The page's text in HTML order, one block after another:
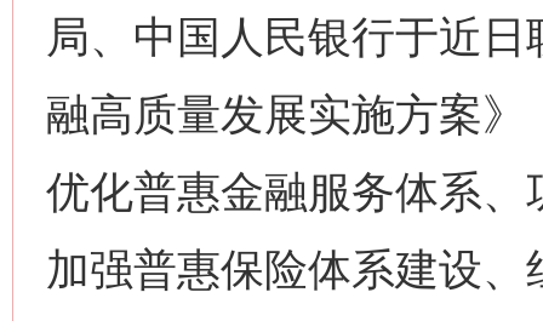
局、中国人民银行于近
融高质量发展实施方案
优化普惠金融服务体系
加强普惠保险体系建设